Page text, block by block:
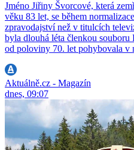
Jméno Jiřiny Švorcové, která
věku 83 let, se během
zpravodajství než v titulcích
byla dlouhá léta členkou
od poloviny 70. let pohybovala v
Aktuálně.cz - Magazín
dnes, 09:07